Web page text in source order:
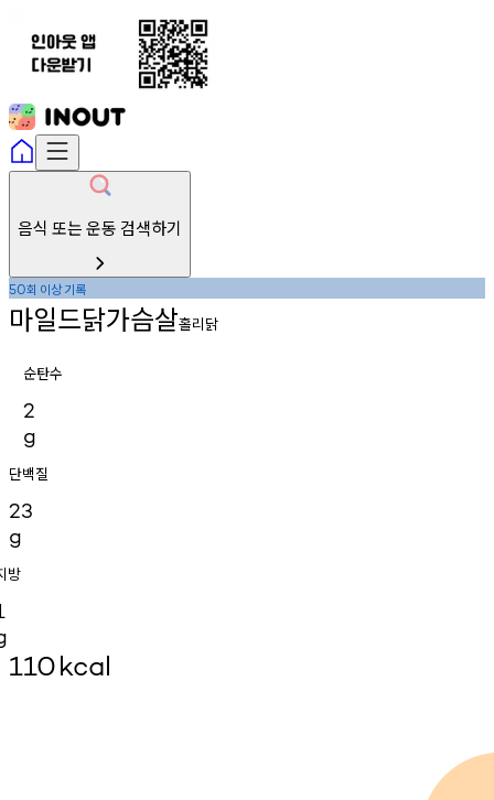
음식 또는 운동 검색하기
50회 이상기록
마일드닭가슴살홀리닭
순탄수
2
g
단백질
23
g
방
110kcal